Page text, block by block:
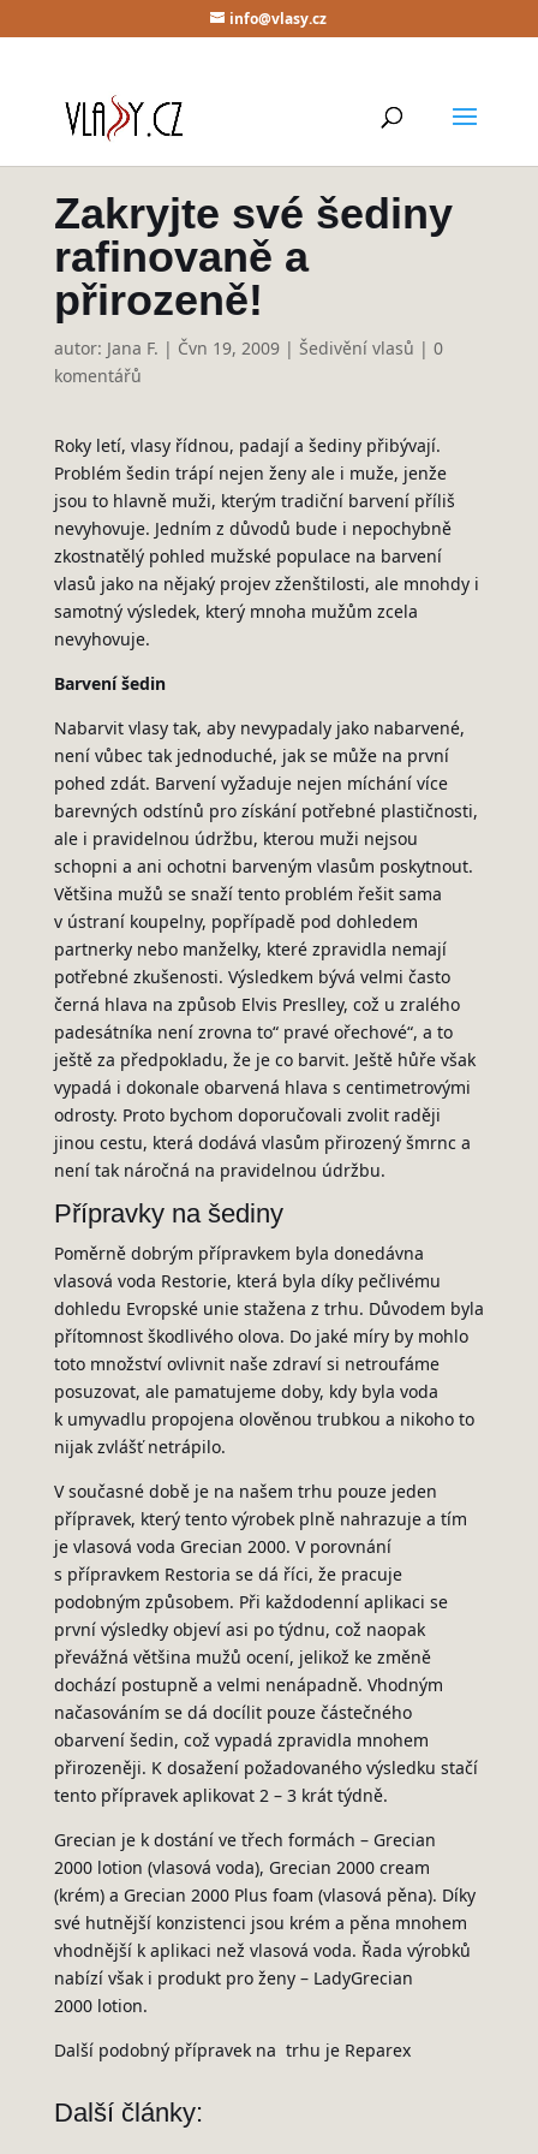
info@vlasy.cz
Zakryjte své šediny
rafinovaně a
přirozeně!
autor: Jana F. | Čvn 19, 2009| Šedivění vlasů | 0
komentářů
Roky letí, vlasy řídnou, padají a šediny přibývají.
Problém šedin trápí nejen ženy ale i muže, jenže
jsou to hlavně muži, kterým tradiční barvení příliš
nevyhovuje. Jedním z důvodů bude i nepochybně
zkostnatělý pohled mužské populace na barvení
vlasů jako na nějaký projev zženštilosti, ale mnohdy i
samotný výsledek, který mnoha mužům zcela
nevyhovuje.
Barvení šedin
Nabarvit vlasy tak, aby nevypadaly jako nabarvené,
není vůbec tak jednoduché, jak se může na první
pohed zdát. Barvení vyžaduje nejen míchání více
barevných odstínů pro získání potřebné plastičnosti,
ale i pravidelnou údržbu, kterou muži nejsou
schopni a ani ochotni barveným vlasům poskytnout.
Většina mužů se snaží tento problém řešit sama
v ústraní koupelny, popřípadě pod dohledem
partnerky nebo manželky, které zpravidla nemají
potřebné zkušenosti. Výsledkem bývá velmi často
černá hlava na způsob Elvis Preslley, což u zralého
padesátníka není zrovna to“ pravé ořechové“, a to
ještě za předpokladu, že je co barvit. Ještě hůře však
vypadá i dokonale obarvená hlava s centimetrovými
odrosty. Proto bychom doporučovali zvolit raději
jinou cestu, která dodává vlasům přirozený šmrnc a
není tak náročná na pravidelnou údržbu.
Přípravky na šediny
Poměrně dobrým přípravkem byla donedávna
vlasová voda Restorie, která byla díky pečlivému
dohledu Evropské unie stažena z trhu. Důvodem byla
přítomnost škodlivého olova. Do jaké míry by mohlo
toto množství ovlivnit naše zdraví si netroufáme
posuzovat, ale pamatujeme doby, kdy byla voda
k umyvadlu propojena olověnou trubkou a nikoho to
nijak zvlášť netrápilo.
V současné době je na našem trhu pouze jeden
přípravek, který tento výrobek plně nahrazuje a tím
je vlasová voda Grecian 2000. V porovnání
s přípravkem Restoria se dá říci, že pracuje
podobným způsobem. Při každodenní aplikaci se
první výsledky objeví asi po týdnu, což naopak
převážná většina mužů ocení, jelikož ke změně
dochází postupně a velmi nenápadně. Vhodným
načasováním se dá docílit pouze částečného
obarvení šedin, což vypadá zpravidla mnohem
přirozeněji. K dosažení požadovaného výsledku stačí
tento přípravek aplikovat 2 – 3 krát týdně.
Grecian je k dostání ve třech formách – Grecian
2000 lotion (vlasová voda), Grecian 2000 cream
(krém) a Grecian 2000 Plus foam (vlasová pěna). Díky
své hutnější konzistenci jsou krém a pěna mnohem
vhodnější k aplikaci než vlasová voda. Řada výrobků
nabízí však i produkt pro ženy – LadyGrecian
2000 lotion.
Další podobný přípravek na trhu je Reparex
Další články: